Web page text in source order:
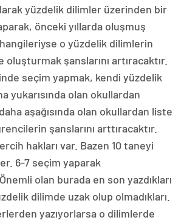
yüzdelik dilimler üzerinden bir
önceki yıllarda oluşmuş
o yüzdelik dilimlerin
şanslarını artıracaktır.
seçim yapmak, kendi yüzdelik
yukarısında olan okullardan
aşağısında olan okullardan liste
şanslarını arttıracaktır.
hakları var. Bazen 10 taneyi
6-7 seçim yaparak
olan burada en son yazdıkları
dilimde uzak olup olmadıkları.
yazıyorlarsa o dilimlerde